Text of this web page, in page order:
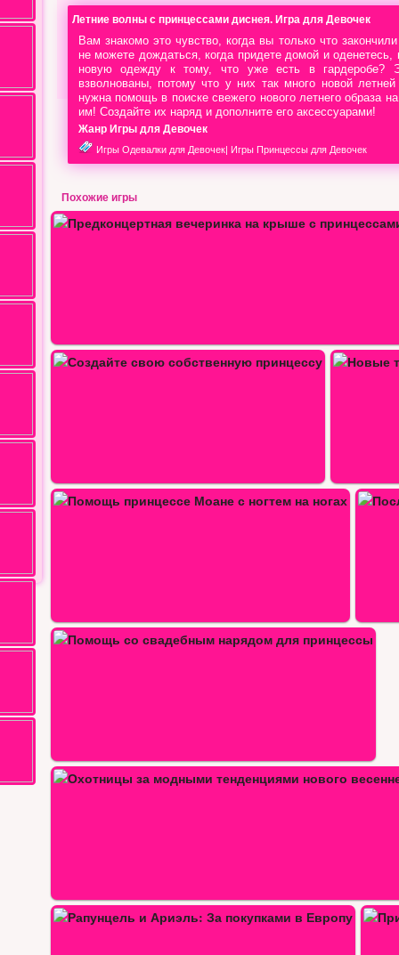
Летние волны с принцессами диснея. Игра для Девочек
Вам знакомо это чувство, когда вы только что
не можете дождаться, когда придете домой и оденетесь,
новую одежду к тому, что уже есть в гардеробе?
взволнованы, потому что у них так много новой
нужна помощь в поиске свежего нового летнего образа
им! Создайте их наряд и дополните его аксессуарами!
Жанр Игры для Девочек
Игры Одевалки для Девочек| Игры Принцессы для Девочек
Похожие игры
Создайте новый образ для Ани
Новые тенденции в моде с…
Последний месяц лета с…
Принцессы диснея
Приключение Мируны: Ветеринар